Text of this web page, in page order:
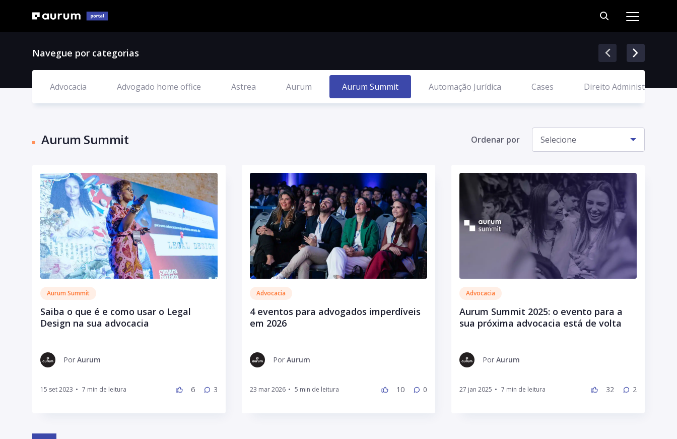
Navegue por categorias
Advocacia Advogado home office Astrea Aurum Aurum Summit Automação Jurídica Cases Direito Administrativo
Aurum Summit Ordenar por Selecione
Aurum Summit
Saiba o que é e como usar o Legal
Design na sua advocacia
Por Aurum
15 set 2023 • 6 3
Advocacia
4 eventos para advogados imperdíveis
em 2026
Por Aurum
23 mar 2026 • 10 0
Advocacia
Aurum Summit 2025: o evento para a
sua próxima advocacia está de volta
Por Aurum
27 jan 2025 • 32 2